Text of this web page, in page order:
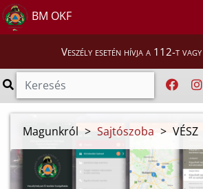
BM OKF
Veszély esetén hívja a 112-t
Magunkról > Sajtószoba > VÉSZ